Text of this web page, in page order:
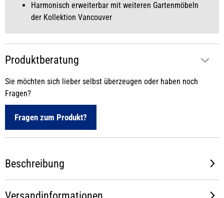
Harmonisch erweiterbar mit weiteren Gartenmöbeln
der Kollektion Vancouver
Produktberatung
Sie möchten sich lieber selbst überzeugen oder haben noch
Fragen?
Fragen zum Produkt?
Beschreibung